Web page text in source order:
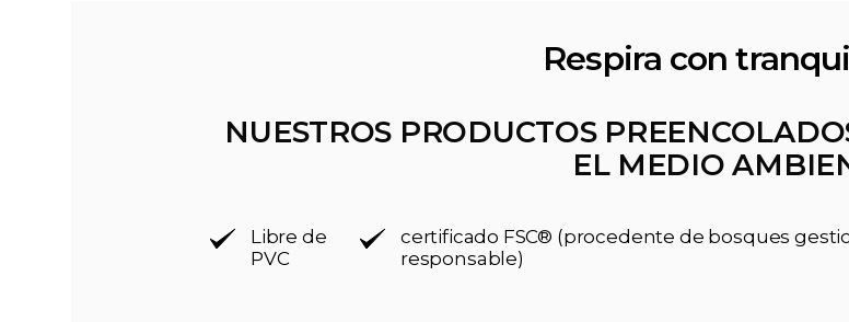
Respira con
NUESTROS PRODUCTOS
EL MEDIO
Libre de
PVC
certificado FSC® (procedente de bosques
responsable)